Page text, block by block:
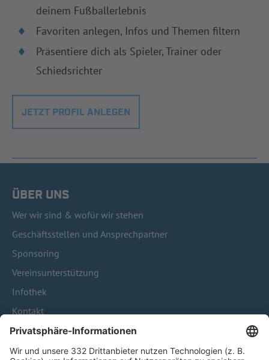
deinem Fußballerlebnis
Favoriten anlegen, Infos und Themen filtern
Präsentiere dich als Spieler, Trainer oder
Schiedsrichter
JETZT PROFIL ANLEGEN
ÜBER UNS
Wer wir sind & wofür wir stehen
Geschäftsstellen und Ansprechpartner
Sponsoring
Vereinsunterstützung
Infothek
Kontakt
HÄUFIG BESUCHTE SEITEN